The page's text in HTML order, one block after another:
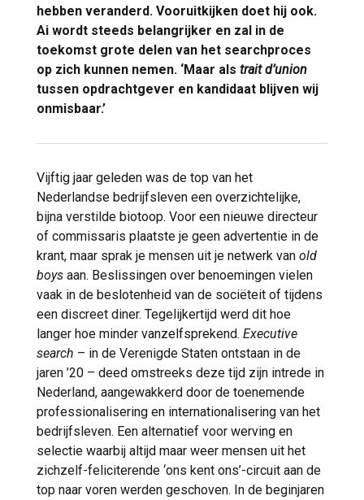
hebben veranderd. Vooruitkijken doet hij ook.
Ai wordt steeds belangrijker en zal in de
toekomst grote delen van het searchproces
op zich kunnen nemen. ‘Maar als trait d’union
tussen opdrachtgever en kandidaat blijven wij
onmisbaar.’
Vijftig jaar geleden was de top van het
Nederlandse bedrijfsleven een overzichtelijke,
bijna verstilde biotoop. Voor een nieuwe directeur
of commissaris plaatste je geen advertentie in de
krant, maar sprak je mensen uit je netwerk van old
boys aan. Beslissingen over benoemingen vielen
vaak in de beslotenheid van de sociëteit of tijdens
een discreet diner. Tegelijkertijd werd dit hoe
langer hoe minder vanzelfsprekend. Executive
search – in de Verenigde Staten ontstaan in de
jaren ’20 – deed omstreeks deze tijd zijn intrede in
Nederland, aangewakkerd door de toenemende
professionalisering en internationalisering van het
bedrijfsleven. Een alternatief voor werving en
selectie waarbij altijd maar weer mensen uit het
zichzelf-feliciterende ‘ons kent ons’-circuit aan de
top naar voren werden geschoven. In de beginjaren